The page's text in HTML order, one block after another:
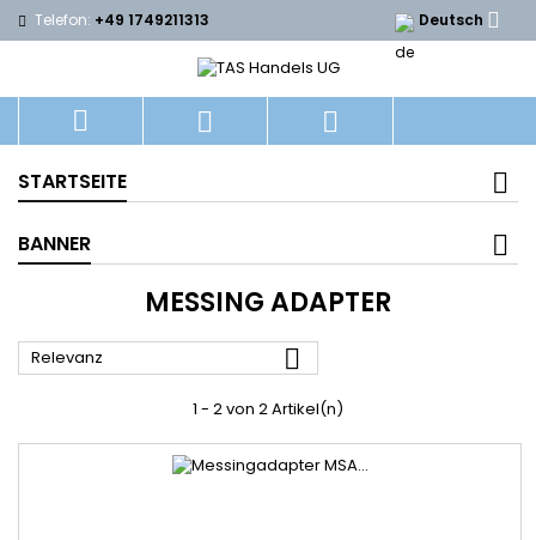
Telefon: +49 1749211313 Deutsch 
  
STARTSEITE
BANNER
MESSING ADAPTER
Relevanz 
1 - 2 von 2 Artikel(n)